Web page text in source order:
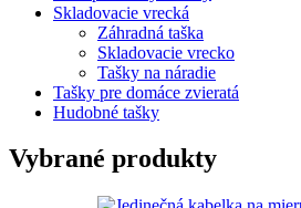
Skladovacie vrecká
Záhradná taška
Skladovacie vrecko
Tašky na náradie
Tašky pre domáce zvieratá
Hudobné tašky
Vybrané produkty